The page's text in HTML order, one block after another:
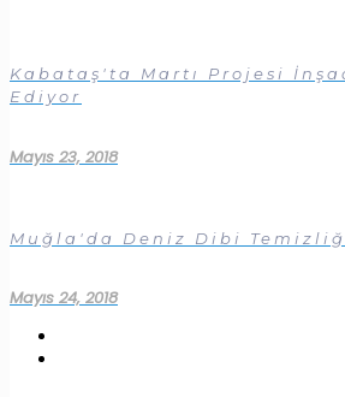
Kabataş'ta Martı Projesi
Ediyor
Mayıs 23, 2018
Muğla'da Deniz Dibi
Mayıs 24, 2018